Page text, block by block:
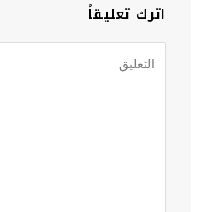
اترك تعليقاً